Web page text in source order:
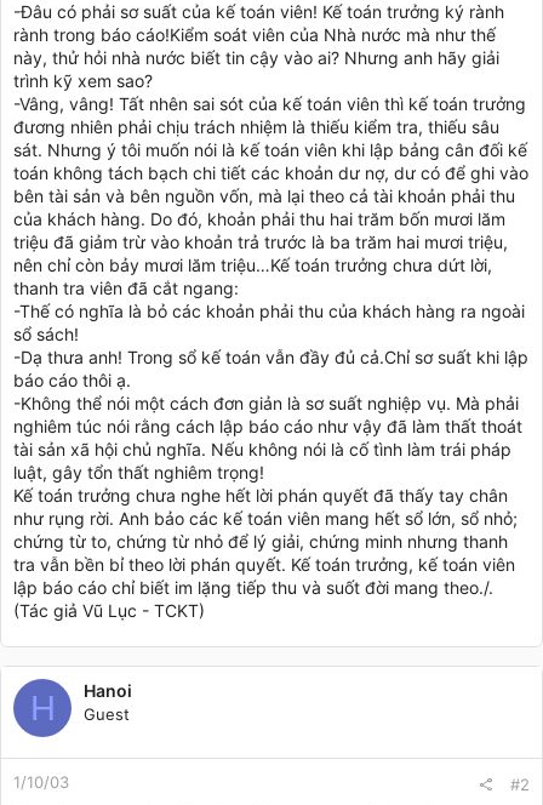
-Đâu có phải sơ suất của kế toán viên! Kế toán trưởng ký rành
rành trong báo cáo!Kiểm soát viên của Nhà nước mà như thế
này, thử hỏi nhà nước biết tin cậy vào ai? Nhưng anh hãy giải
trình kỹ xem sao?
-Vâng, vâng! Tất nhên sai sót của kế toán viên thì kế toán trưởng
đương nhiên phải chịu trách nhiệm là thiếu kiểm tra, thiếu sâu
sát. Nhưng ý tôi muốn nói là kế toán viên khi lập bảng cân đối kế
toán không tách bạch chi tiết các khoản dư nợ, dư có để ghi vào
bên tài sản và bên nguồn vốn, mà lại theo cả tài khoản phải thu
của khách hàng. Do đó, khoản phải thu hai trăm bốn mươi lăm
triệu đã giảm trừ vào khoản trả trước là ba trăm hai mươi triệu,
nên chỉ còn bảy mươi lăm triệu…Kế toán trưởng chưa dứt lời,
thanh tra viên đã cắt ngang:
-Thế có nghĩa là bỏ các khoản phải thu của khách hàng ra ngoài
sổ sách!
-Dạ thưa anh! Trong sổ kế toán vẫn đầy đủ cả.Chỉ sơ suất khi lập
báo cáo thôi ạ.
-Không thể nói một cách đơn giản là sơ suất nghiệp vụ. Mà phải
nghiêm túc nói rằng cách lập báo cáo như vậy đã làm thất thoát
tài sản xã hội chủ nghĩa. Nếu không nói là cố tình làm trái pháp
luật, gây tổn thất nghiêm trọng!
Kế toán trưởng chưa nghe hết lời phán quyết đã thấy tay chân
như rụng rời. Anh bảo các kế toán viên mang hết sổ lớn, sổ nhỏ;
chứng từ to, chứng từ nhỏ để lý giải, chứng minh nhưng thanh
tra vẫn bền bỉ theo lời phán quyết. Kế toán trưởng, kế toán viên
lập báo cáo chỉ biết im lặng tiếp thu và suốt đời mang theo./.
(Tác giả Vũ Lục - TCKT)
H Hanoi
Guest
1/10/03 #2